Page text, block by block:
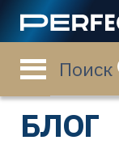
Поиск
Главная страница
БЛОГ